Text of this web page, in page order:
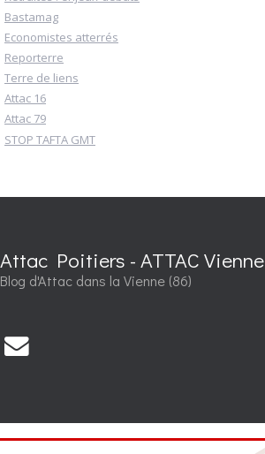
Bastamag
Economistes atterrés
Reporterre
Terre de liens
Attac 16
Attac 79
STOP TAFTA GMT
Attac Poitiers - ATTAC Vienne
Blog d'Attac dans la Vienne (86)